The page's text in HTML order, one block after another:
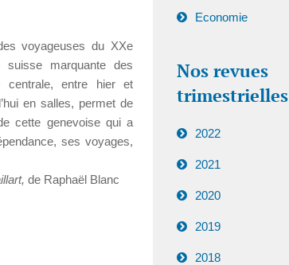
voyageuses du XXe
suisse marquante des
entre hier et
en salles, permet de
cette genevoise qui a
ses voyages,
de Raphaël Blanc
Economie
Nos revues
trimestrielles
2022
2021
2020
2019
2018